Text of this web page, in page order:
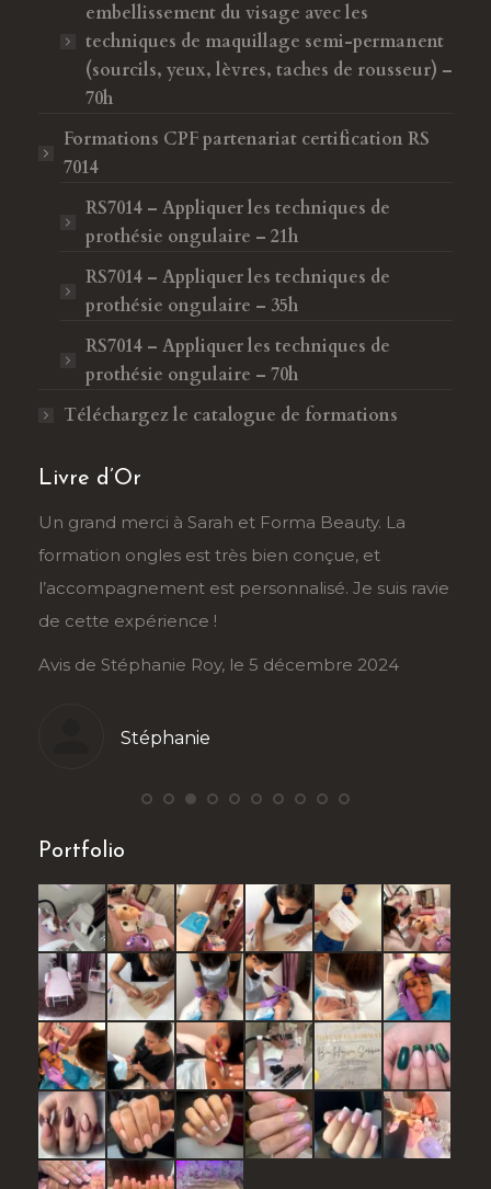
embellissement du visage avec les
techniques de maquillage semi-permanent
(sourcils, yeux, lèvres, taches de rousseur) –
70h
Formations CPFpartenariat certification RS
7014
RS7014 – Appliquer les techniques de
prothésie ongulaire – 21h
RS7014 – Appliquer les techniques de
prothésie ongulaire – 35h
RS7014 – Appliquer les techniques de
prothésie ongulaire – 70h
Téléchargez le catalogue de formations
Livre d’Or
Un grand merci à Sarah et Forma Beauty. La
formation ongles est très bien conçue, et
l’accompagnement est personnalisé. Je suis ravie
de cette expérience !
Avis de Stéphanie Roy, le 5 décembre 2024
Stéphanie
Portfolio